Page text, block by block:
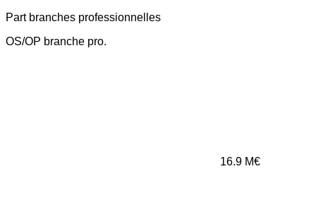
Part branches professionnelles
OS/OP branche pro.
16.9 M€